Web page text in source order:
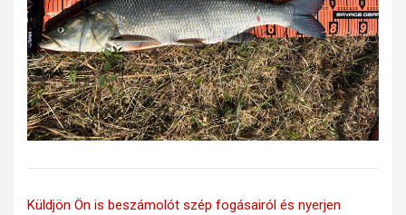
Küldjön Ön is beszámolót szép fogásairól és nyerjen